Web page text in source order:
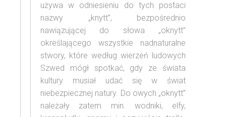
używa w odniesieniu do tych postaci
nazwy „knytt”, bezpośrednio
nawiązującej do słowa „oknytt”
określającego wszystkie nadnaturalne
stwory, które według wierzeń ludowych
Szwed mógł spotkać, gdy ze świata
kultury musiał udać się w świat
niebezpiecznej natury. Do owych „oknytt”
należały zatem min. wodniki, elfy,